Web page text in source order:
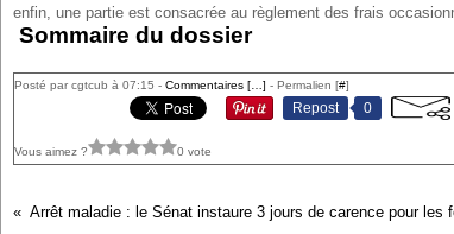
enfin, une partie est consacrée au règlement des frais
Sommaire du dossier
Posté par cgtcub à 07:15 - Commentaires [ ] - Permalien [#]
Repost 0
Vous aimez ? 0 vote
Arrêt maladie : le Sénat instaure 3 jours de carence pour les